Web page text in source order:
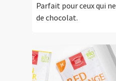
Parfait pour ceux qui
de chocolat.